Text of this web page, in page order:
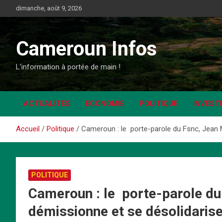
au
dimanche, août 9, 2026
Cameroun Infos
L'information à portée de main !
ACTUALITÉS ECONOMIE POLITIQUE
Accueil Politique Cameroun : le porte-parole du Fsnc, Jean
POLITIQUE
Cameroun : le porte-parole
démissionne et se